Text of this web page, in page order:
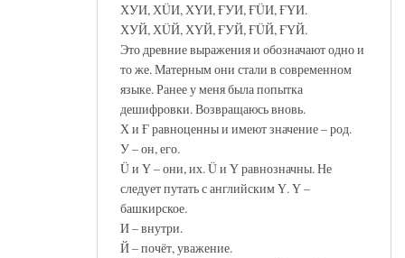
ХУИ, ХÜИ, ХҮИ, ҒУИ, ҒÜИ, ҒҮИ.
ХУЙ, ХÜЙ, ХҮЙ, ҒУЙ, ҒÜЙ, ҒҮЙ.
Это древние выражения и обозначают одно и
то же. Матерным они стали в современном
языке. Ранее у меня была попытка
дешифровки. Возвращаюсь вновь.
Х и Ғ равноценны и имеют значение – род.
У – он, его.
Ü и Ү – они, их. Ü и Ү равнозначны. Не
следует путать с английским Ү. Ү –
башкирское.
И – внутри.
Й – почёт, уважение.